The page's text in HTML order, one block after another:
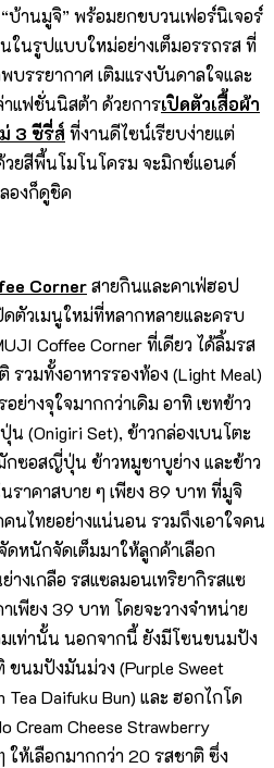
บ้านมูจิ” พร้อมยกขบวนเฟอร์นิเจอร์
ในรูปแบบใหม่อย่างเต็มอรรถรส ที่
บรรยากาศ เติมแรงบันดาลใจและ
าแฟชั่นนิสต้า ด้วยการเปิดตัวเสื้อผ้า
3 ซีรี่ส์ ที่งานดีไซน์เรียบง่ายแต่
วยสีพื้นโมโนโครม จะมิกซ์แอนด์
องก็ดูชิค
Cornerสายกินและคาเฟ่ฮอป
ตัวเมนูใหม่ที่หลากหลายและครบ
Coffee Corner ที่เดียว ได้ลิ้มรส
รวมทั้งอาหารรองท้อง (Light Meal)
ย่างจุใจมากกว่าเดิม อาทิ เซทข้าว
(Onigiri Set), ข้าวกล่องเบนโตะ
ซอสญี่ปุ่น ข้าวหมูชาบูย่าง และข้าว
ราคาสบาย ๆ เพียง 89 บาท ที่มูจิ
นไทยอย่างแน่นอน รวมถึงเอาใจคน
ดหนักจัดเต็มมาให้ลูกค้าเลือก
งเกลือ รสแซลมอนเทริยากิรสแซ
เพียง 39 บาท โดยจะวางจำหน่าย
เท่านั้น นอกจากนี้ ยังมีโซนขนมปัง
นมปังมันม่วง (Purple Sweet
Tea Daifuku Bun) และ ฮอกไกโด
Cream Cheese Strawberry
ห้เลือกมากกว่า 20 รสชาติ ซึ่ง